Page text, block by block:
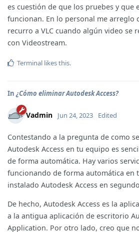
es cuestión de que los pruebes y que
funcionan. En lo personal me arreglo
recurro a VLC cuando algún video se
con Videostream.
Terminal likes this.
In ¿Cómo eliminar Autodesk Access?
Vadmin Jun 24, 2023 Edited
Contestando a la pregunta de como
Autodesk Access en tu equipo es
de forma automática. Hay varios
funcionando de forma automática en
instalado Autodesk Access en
De hecho, Autodesk Access es la
a la antigua aplicación de escritorio
Application. Por otro lado, creo que